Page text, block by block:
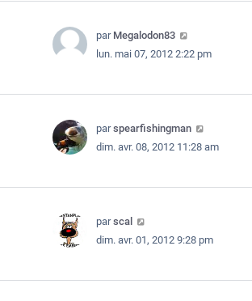
par Megalodon83
lun. mai 07, 2012 2:22 pm
parspearfishingman
dim. avr. 08, 2012 11:28 am
parscal
dim. avr. 01, 2012 9:28 pm